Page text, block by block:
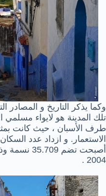
وكما يذكر التاريخ و المصادر
تلك المدينة هو لايواء
طرف الأسبان ، حيث كانت
الاستعمار. و ازداد عدد
أصبحت تضم
2004 .